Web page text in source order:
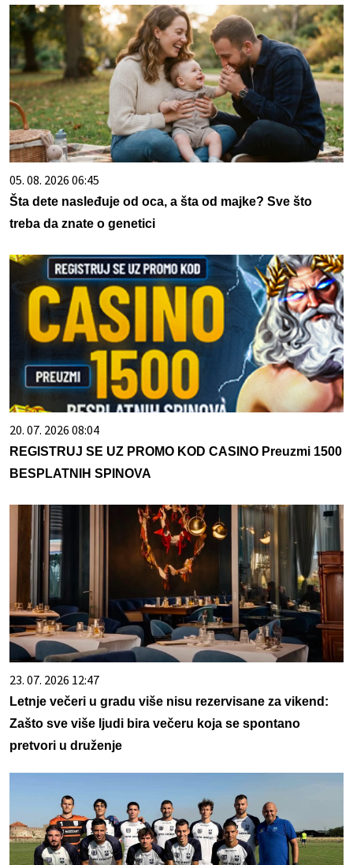
05. 08. 2026 06:45
Šta dete nasleđuje od oca, a šta od majke? Sve što
treba da znate o genetici
20. 07. 2026 08:04
REGISTRUJ SE UZ PROMO KOD CASINO Preuzmi 1500
BESPLATNIH SPINOVA
23. 07. 2026 12:47
Letnje večeri u gradu više nisu rezervisane za vikend:
Zašto sve više ljudi bira večeru koja se spontano
pretvori u druženje